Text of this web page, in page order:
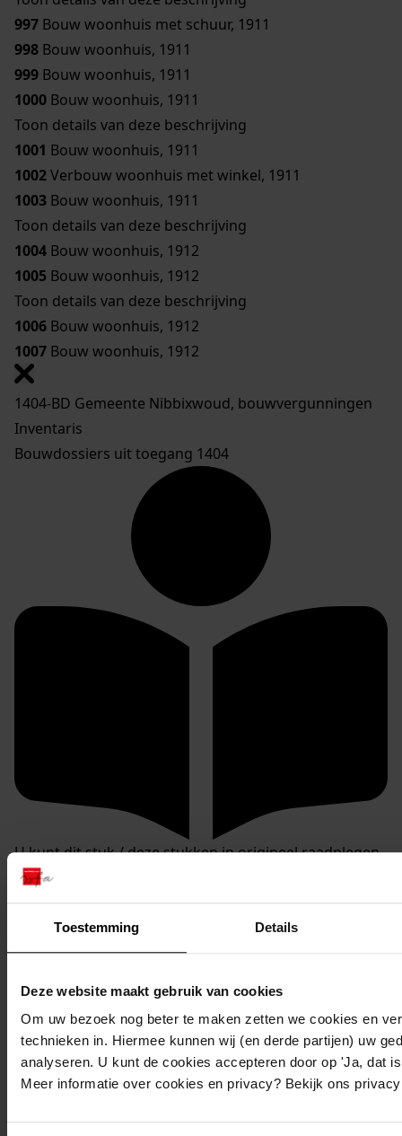
Toestemming Details
Deze website maakt gebruik van cookies
Om uw bezoek nog beter te maken zetten we cookies en
technieken in. Hiermee kunnen wij (en derde partijen) uw
analyseren. U kunt de cookies accepteren door op 'Ja, dat
Meer informatie over cookies en privacy? Bekijk ons
997 Bouw woonhuis met schuur, 1911
998 Bouw woonhuis, 1911
999 Bouw woonhuis, 1911
1000 Bouw woonhuis, 1911
Toon details van deze beschrijving
1001 Bouw woonhuis, 1911
1002Verbouw woonhuis met winkel, 1911
1003 Bouw woonhuis, 1911
Toon details van deze beschrijving
1004 Bouw woonhuis, 1912
1005 Bouw woonhuis, 1912
Toon details van deze beschrijving
1006 Bouw woonhuis, 1912
1007 Bouw woonhuis, 1912
1404-BD Gemeente Nibbixwoud, bouwvergunningen
Inventaris
Bouwdossiers uit toegang 1404
U kunt dit stuk / deze stukken in origineel raadplegen
in de studiezaal van het Westfries Archief (WFA).
U heeft daarvoor de volgende gegevens nodig:
Archiefnummer: 1404-BD
Inventarisnummer: 1007
U kunt degewenste stukkenonline reserveren via de
website van het WFA.
Op de aangegeven reserveringsdatum liggen de